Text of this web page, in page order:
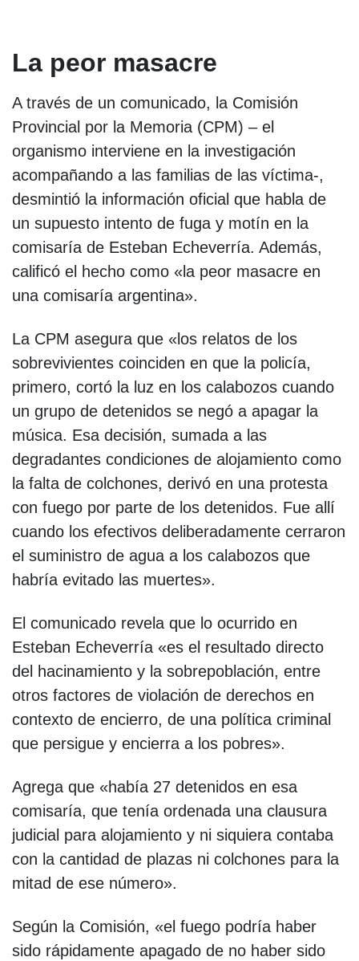
La peor masacre
A través de un comunicado, la Comisión
Provincial por la Memoria (CPM) – el
organismo interviene en la investigación
acompañando a las familias de las víctima-,
desmintió la información oficial que habla de
un supuesto intento de fuga y motín en la
comisaría de Esteban Echeverría. Además,
calificó el hecho como «la peor masacre en
una comisaría argentina».
La CPM asegura que «los relatos de los
sobrevivientes coinciden en que la policía,
primero, cortó la luz en los calabozos cuando
un grupo de detenidos se negó a apagar la
música. Esa decisión, sumada a las
degradantes condiciones de alojamiento como
la falta de colchones, derivó en una protesta
con fuego por parte de los detenidos. Fue allí
cuando los efectivos deliberadamente cerraron
el suministro de agua a los calabozos que
habría evitado las muertes».
El comunicado revela que lo ocurrido en
Esteban Echeverría «es el resultado directo
del hacinamiento y la sobrepoblación, entre
otros factores de violación de derechos en
contexto de encierro, de una política criminal
que persigue y encierra a los pobres».
Agrega que «había 27 detenidos en esa
comisaría, que tenía ordenada una clausura
judicial para alojamiento y ni siquiera contaba
con la cantidad de plazas ni colchones para la
mitad de ese número».
Según la Comisión, «el fuego podría haber
sido rápidamente apagado de no haber sido